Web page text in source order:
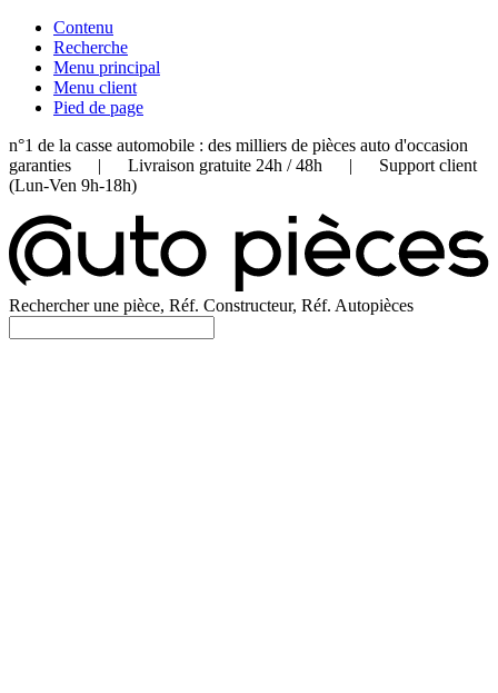
Contenu
Recherche
Menu principal
Menu client
Pied de page
n°1 de la casse automobile : des milliers de pièces auto d'occasion
garanties | Livraison gratuite 24h / 48h | Support client
(Lun-Ven 9h-18h)
Rechercher une pièce, Réf. Constructeur, Réf. Autopièces